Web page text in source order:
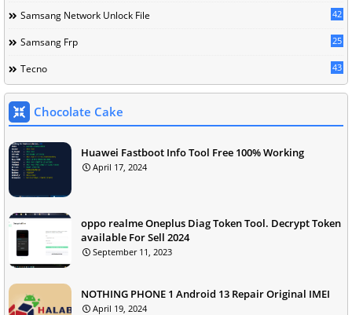
Samsang Network Unlock File 42
Samsang Frp 25
Tecno 43
Chocolate Cake
Huawei Fastboot Info Tool Free 100% Working
April 17, 2024
oppo realme Oneplus Diag Token Tool. Decrypt Token
available For Sell 2024
September 11, 2023
NOTHING PHONE 1 Android 13 Repair Original IMEI
April 19, 2024